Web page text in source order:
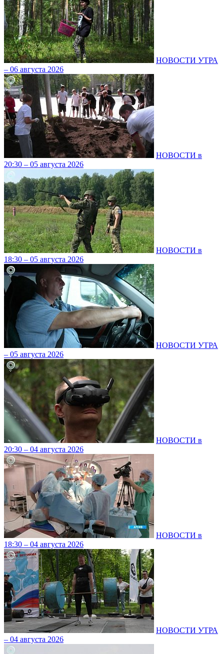
НОВОСТИ УТРА
– 06 августа 2026
НОВОСТИ в
20:30 – 05 августа 2026
НОВОСТИ в
18:30 – 05 августа 2026
НОВОСТИ УТРА
– 05 августа 2026
НОВОСТИ в
20:30 – 04 августа 2026
НОВОСТИ в
18:30 – 04 августа 2026
НОВОСТИ УТРА
– 04 августа 2026